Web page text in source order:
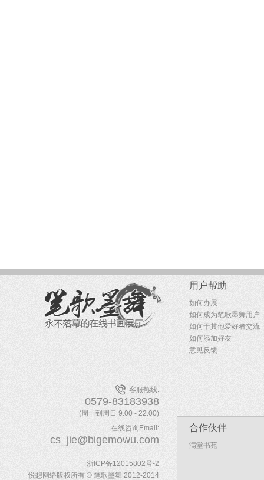
客服热线:
0579-83183938
(周一到周日 9:00 - 22:00)
在线咨询Email:
cs_jie@bigemowu.com
浙ICP备12015802号-2
悦想网络版权所有 © 笔歌墨舞 2012-2014
用户帮助
如何办展
如何成为笔歌墨舞用户
如何于其他爱好者交流
如何添加好友
意见反馈
合作伙伴
满堂书苑